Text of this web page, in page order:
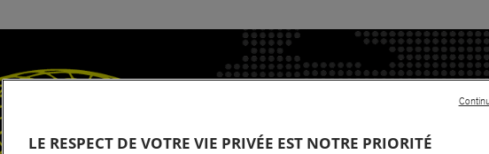
LE RESPECT DE VOTRE VIE PRIVÉE EST NOTRE PRIORITÉ